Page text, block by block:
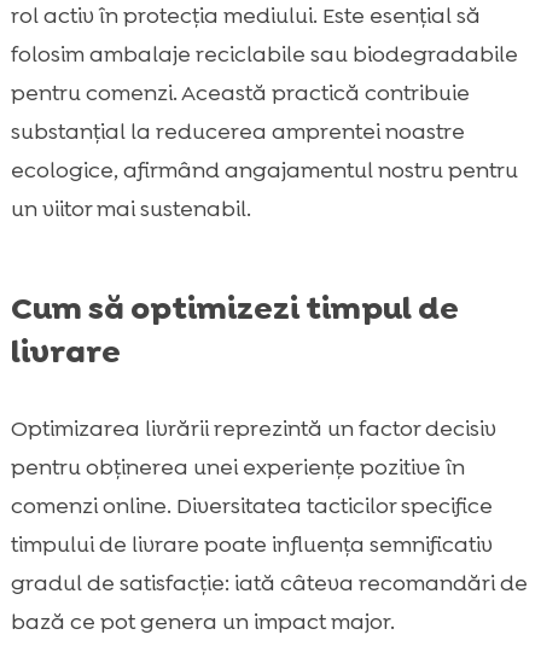
rol activ în protecția mediului. Este esențial să
folosim ambalaje reciclabile sau biodegradabile
pentru comenzi. Această practică contribuie
substanțial la reducerea amprentei noastre
ecologice, afirmând angajamentul nostru pentru
un viitor mai sustenabil.
Cum să optimizezi timpul de
livrare
Optimizarea livrării reprezintă un factor decisiv
pentru obținerea unei experiențe pozitive în
comenzi online. Diversitatea tacticilor specifice
timpului de livrare poate influența semnificativ
gradul de satisfacție: iată câteva recomandări de
bază ce pot genera un impact major.